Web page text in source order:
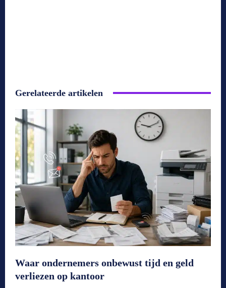
Gerelateerde artikelen
Waar ondernemers onbewust tijd en geld
verliezen op kantoor